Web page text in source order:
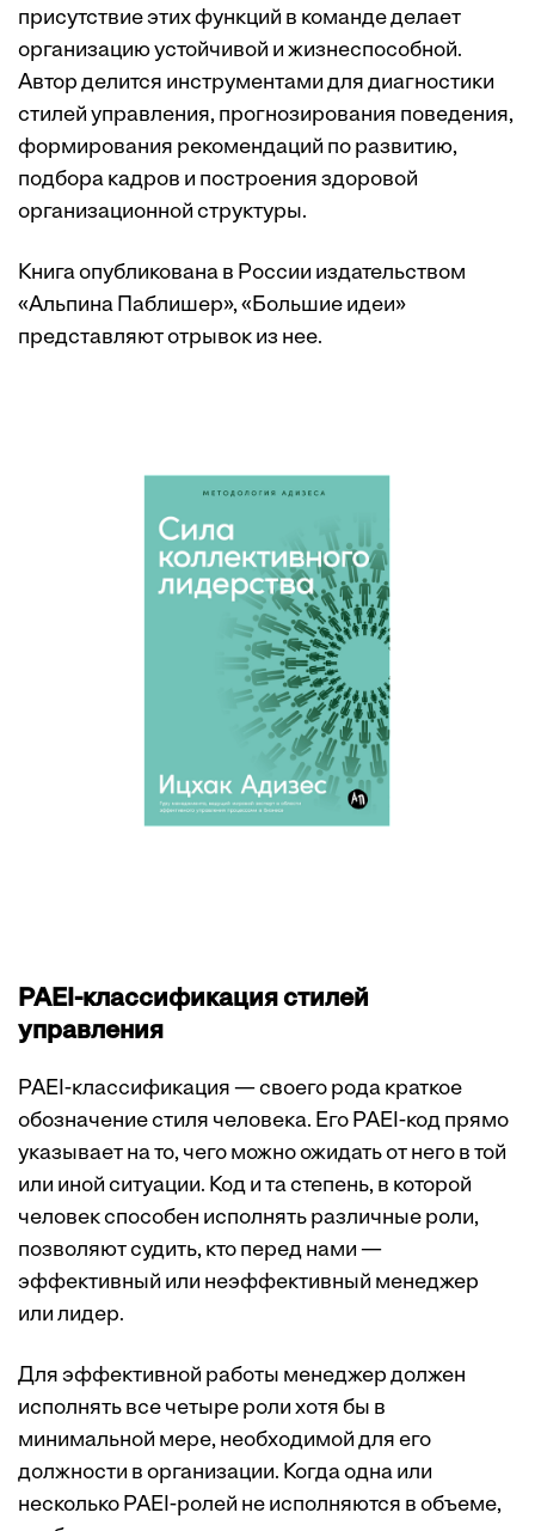
присутствие этих функций в команде делает
организацию устойчивой и жизнеспособной.
Автор делится инструментами для диагностики
стилей управления, прогнозирования поведения,
формирования рекомендаций по развитию,
подбора кадров и построения здоровой
организационной структуры.
Книга опубликована в России издательством
«Альпина Паблишер», «Большие идеи»
представляют отрывок из нее.
PAEI-классификация стилей
управления
PAEI-классификация — своего рода краткое
обозначение стиля человека. Его PAEI-код прямо
указывает на то, чего можно ожидать от него в той
или иной ситуации. Код и та степень, в которой
человек способен исполнять различные роли,
позволяют судить, кто перед нами —
эффективный или неэффективный менеджер
или лидер.
Для эффективной работы менеджер должен
исполнять все четыре роли хотя бы в
минимальной мере, необходимой для его
должности в организации. Когда одна или
несколько PAEI-ролей не исполняются в объеме,